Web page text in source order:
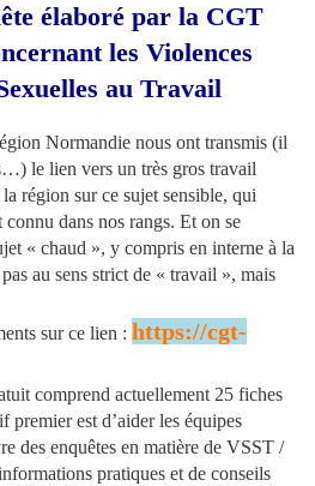
élaboré par la CGT
les Violences
au Travail
Normandie nous ont transmis (il
le lien vers un très gros travail
région sur ce sujet sensible, qui
connu dans nos rangs. Et on se
« chaud », y compris en interne à la
au sens strict de « travail », mais
sur ce lien : https://cgt-
comprend actuellement 25 fiches
premier est d’aider les équipes
des enquêtes en matière de VSST /
pratiques et de conseils